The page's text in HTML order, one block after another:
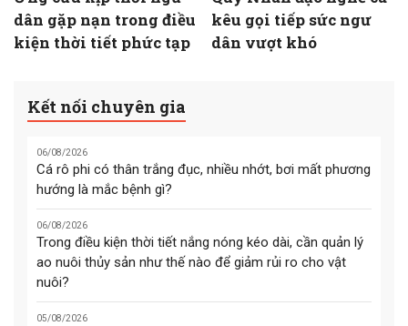
dân gặp nạn trong điều
kiện thời tiết phức tạp
kêu gọi tiếp sức ngư
dân vượt khó
Kết nối chuyên gia
06/08/2026
Cá rô phi có thân trắng đục, nhiều nhớt, bơi mất phương
hướng là mắc bệnh gì?
06/08/2026
Trong điều kiện thời tiết nắng nóng kéo dài, cần quản lý
ao nuôi thủy sản như thế nào để giảm rủi ro cho vật
nuôi?
05/08/2026